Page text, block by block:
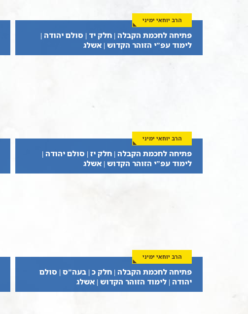
הרב יוחאי ימיני
פתיחה לחכמת הקבלה | חלק יד | סולם יהודה |
לימוד עפ”י הזוהר הקדוש | אשלג
הרב יוחאי ימיני
פתיחה לחכמת הקבלה | חלק יז | סולם יהודה |
לימוד עפ”י הזוהר הקדוש | אשלג
הרב יוחאי ימיני
פתיחה לחכמת הקבלה | חלק כ | בעה”ס | סולם
יהודה | לימוד הזוהר הקדוש | אשלג